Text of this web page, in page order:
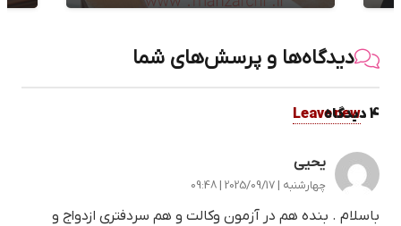
دیدگاه‌ها و پرسش‌های شما
4 دیدگاه.
Leave new
یحیی
چهارشنبه | 2025/09/17 | 09:48
باسلام . بنده هم در آزمون وکالت و هم سردفتری ازدواج و